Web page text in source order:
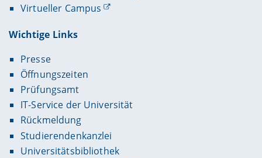
Virtueller Campus
Wichtige Links
Presse
Öffnungszeiten
Prüfungsamt
IT-Service der Universität
Rückmeldung
Studierendenkanzlei
Universitätsbibliothek